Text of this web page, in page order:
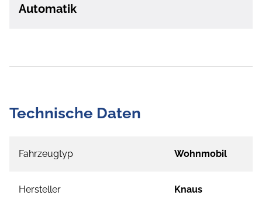
Automatik
Technische Daten
Fahrzeugtyp Wohnmobil
Hersteller Knaus